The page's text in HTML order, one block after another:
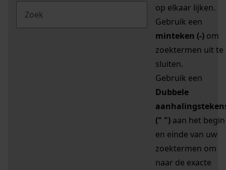
op elkaar lijken.
Gebruik een
minteken (-) om
zoektermen uit te
sluiten.
Gebruik een
Dubbele
(" ") aan het begin
en einde van uw
zoektermen om
naar de exacte